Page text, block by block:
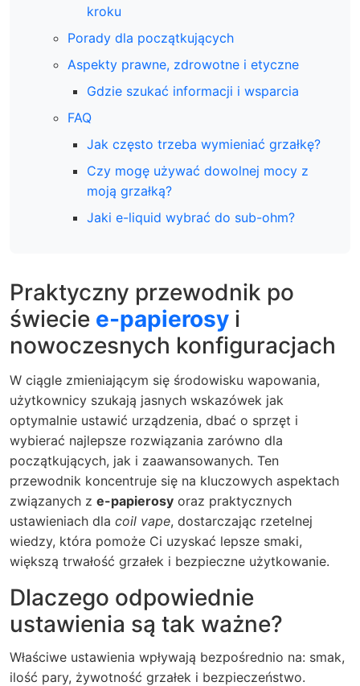
kroku
Porady dla początkujących
Aspekty prawne, zdrowotne i etyczne
Gdzie szukać informacji i wsparcia
FAQ
Jak często trzeba wymieniać grzałkę?
Czy mogę używać dowolnej mocy z
moją grzałką?
Jaki e-liquid wybrać do sub-ohm?
Praktyczny przewodnik po
świecie e-papierosy i
nowoczesnych konfiguracjach
W ciągle zmieniającym się środowisku wapowania,
użytkownicy szukają jasnych wskazówek jak
optymalnie ustawić urządzenia, dbać o sprzęt i
wybierać najlepsze rozwiązania zarówno dla
początkujących, jak i zaawansowanych. Ten
przewodnik koncentruje się na kluczowych aspektach
związanych z e-papierosy oraz praktycznych
ustawieniach dla coil vape, dostarczając rzetelnej
wiedzy, która pomoże Ci uzyskać lepsze smaki,
większą trwałość grzałek i bezpieczne użytkowanie.
Dlaczego odpowiednie
ustawienia są tak ważne?
Właściwe ustawienia wpływają bezpośrednio na: smak,
ilość pary, żywotność grzałek i bezpieczeństwo.